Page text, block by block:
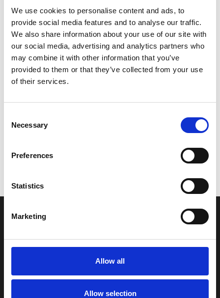
We use cookies to personalise content and ads, to
provide social media features and to analyse our traffic.
We also share information about your use of our site with
our social media, advertising and analytics partners who
may combine it with other information that you’ve
provided to them or that they’ve collected from your use
of their services.
Selection
Necessary
Preferences
Statistics
Marketing
Allow all
Allow selection
Leveringstid er 5-6 dag(e)
Model/varenr.: F0D682381000
916,28 DKK
Vi oplever i øjeblikket store og hyppige prisændringer i markedet.
leveres, eller hvor prisen afviger fra det viste. Vi kontakter dig
naturligvis, hvis dette er tilfældet.
INFORMATIONER